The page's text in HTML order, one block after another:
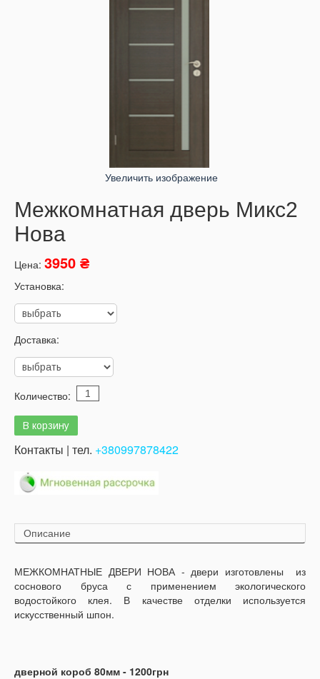
Увеличить изображение
Межкомнатная дверь Микс2
Нова
Цена: 3950 ₴
Установка:
Доставка:
Количество:
Контакты | тел. +380997878422
Описание
МЕЖКОМНАТНЫЕ ДВЕРИ НОВА - двери изготовлены из
соснового бруса с применением экологического
водостойкого клея. В качестве отделки используется
искусственный шпон.
дверной короб 80мм - 1200грн